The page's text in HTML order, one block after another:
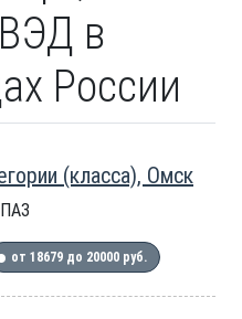
в
России
(класса), Омск
от 18679 до 20000 руб.